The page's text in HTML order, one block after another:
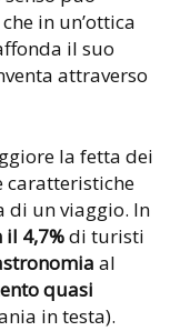
che in un’ottica
il suo
attraverso
la fetta dei
caratteristiche
di un viaggio. In
il 4,7%di turisti
al
quasi
in testa).